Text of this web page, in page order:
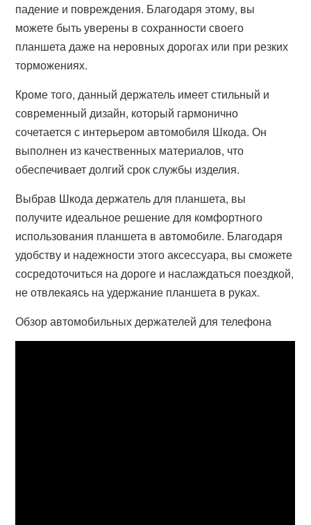
падение и повреждения. Благодаря этому, вы
можете быть уверены в сохранности своего
планшета даже на неровных дорогах или при резких
торможениях.
Кроме того, данный держатель имеет стильный и
современный дизайн, который гармонично
сочетается с интерьером автомобиля Шкода. Он
выполнен из качественных материалов, что
обеспечивает долгий срок службы изделия.
Выбрав Шкода держатель для планшета, вы
получите идеальное решение для комфортного
использования планшета в автомобиле. Благодаря
удобству и надежности этого аксессуара, вы сможете
сосредоточиться на дороге и наслаждаться поездкой,
не отвлекаясь на удержание планшета в руках.
Обзор автомобильных держателей для телефона